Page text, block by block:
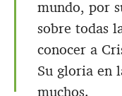
mundo, por
sobre todas
conocer a
Su gloria en
muchos.